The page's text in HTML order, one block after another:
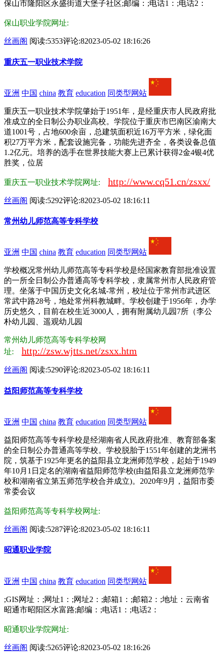
保山市隆阳区永盛街道大堡子社区;邮编：;电话1：;电话2：
保山职业学院网址:
丝画阁 阅读:5353评论:82023-05-02 18:16:26
重庆五一职业技术学院
亚洲 中国 china 教育 education 同类型网站
重庆五一职业技术学院肇始于1951年，是经重庆市人民政府批
准成立的全日制公办职业高校。学院位于重庆市巴南区渝南大
道1001号，占地600余亩，总建筑面积近16万平方米，绿化面
积27万平方米，配套设施完备，功能先进齐全，各类设备总值
1.2亿元。培养的选手在世界技能大赛上已累计获得2金4银4优
胜奖，位居
重庆五一职业技术学院网址: http://www.cq51.cn/zsxx/
丝画阁 阅读:5292评论:82023-05-02 18:16:11
常州幼儿师范高等专科学校
亚洲 中国 china 教育 education 同类型网站
学校概况常州幼儿师范高等专科学校是经国家教育部批准设置
的一所全日制公办普通高等专科学校，隶属常州市人民政府管
理。坐落于中国历史文化名城-常州，校址位于常州市武进区
常武中路28号，地处常州科教城畔。学校创建于1956年，办学
历史悠久，目前在校生近3000人，拥有附属幼儿园7所（李公
朴幼儿园、遥观幼儿园
常州幼儿师范高等专科学校网
址: http://zsw.wjtts.net/zsxx.htm
丝画阁 阅读:5290评论:82023-05-02 18:16:11
益阳师范高等专科学校
亚洲 中国 china 教育 education 同类型网站
益阳师范高等专科学校是经湖南省人民政府批准、教育部备案
的全日制公办普通高等学校。学校脱胎于1551年创建的龙洲书
院，筑基于1925年更名的益阳县立龙洲师范学校，起始于1949
年10月1日定名的湖南省益阳师范学校(由益阳县立龙洲师范学
校和湖南省立第五师范学校合并成立)。2020年9月，益阳市委
常委会议
益阳师范高等专科学校网址:
丝画阁 阅读:5287评论:82023-05-02 18:16:11
昭通职业学院
亚洲 中国 china 教育 education 同类型网站
;GIS网址：;网址1：;网址2：;邮箱1：;邮箱2：;地址：云南省
昭通市昭阳区水富路;邮编：;电话1：;电话2：
昭通职业学院网址:
丝画阁 阅读:5265评论:82023-05-02 18:16:26